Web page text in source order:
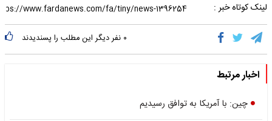
لینک کوتاه خبر :
۰ نفر دیگر این مطلب را پسندیدند
اخبار مرتبط
چین: با آمریکا به توافق رسیدیم